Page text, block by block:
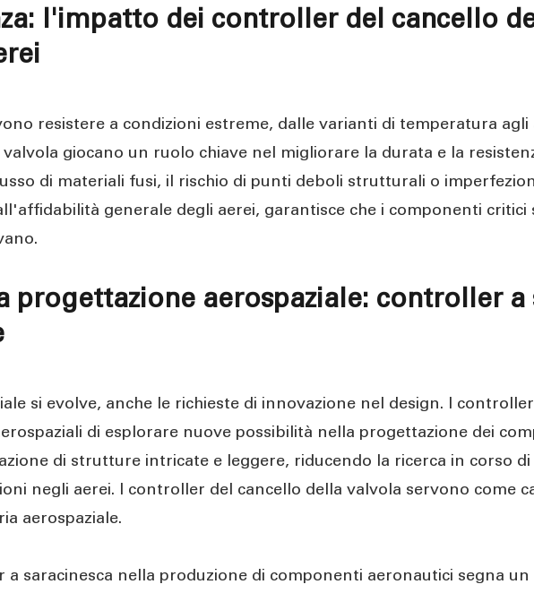
l'impatto dei controller del cancello
resistere a condizioni estreme, dalle varianti di temperatura
giocano un ruolo chiave nel migliorare la durata e la
di materiali fusi, il rischio di punti deboli strutturali o
generale degli aerei, garantisce che i componenti
progettazione aerospaziale: controller a
si evolve, anche le richieste di innovazione nel design. I
di esplorare nuove possibilità nella progettazione dei
di strutture intricate e leggere, riducendo la ricerca in corso
negli aerei. I controller del cancello della valvola servono come
aerospaziale.
saracinesca nella produzione di componenti aeronautici segna